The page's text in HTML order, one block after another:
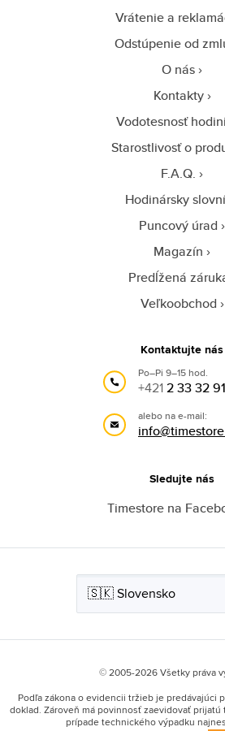
Vrátenie a
Odstúpenie od
O nás
Kontakty
Vodotesnosť
Starostlivosť o
F.A.Q.
Hodinársky
Puncový úrad
Magazín
Predĺžená
Veľkoobchod
Kontaktujte nás
Po–Pi 9–15 hod.
+4212 33 32
alebo na e-mail:
Sledujte nás
Timestore na
© 2005-2026 Všetky práva
Podľa zákona o evidencii tržieb je predávajúci
doklad. Zároveň má povinnosť zaevidovať
prípade technického výpadku